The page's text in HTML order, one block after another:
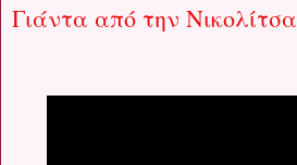
Γιάντα από την Νικολίτσα